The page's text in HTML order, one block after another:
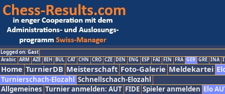
Logged on: Gast
Arabic ARM AZE BIH BUL CAT CHN CRO CZE DEN ENG ESP FAI FIN FRA GER GRE INA
Home TurnierDB Meisterschaft Foto-Galerie Meldekartei
Turnierschach-Elozahl Schnellschach-Elozahl
Allgemeines Turnier anmelden: AUT FIDE Spieler anmelden Elo